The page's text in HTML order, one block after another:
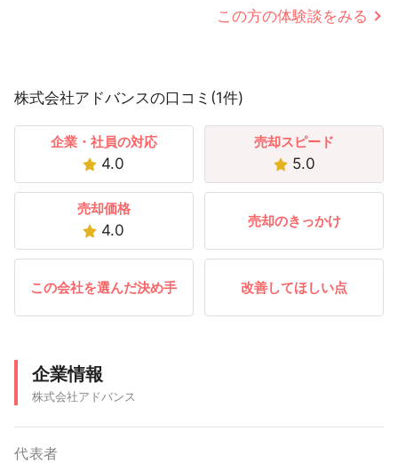
この方の体験談をみる
株式会社アドバンスの口コミ(1件)
企業・社員の対応
4.0
売却スピード
5.0
売却価格
4.0
売却のきっかけ
この会社を選んだ決め手 改善してほしい点
企業情報
株式会社アドバンス
代表者